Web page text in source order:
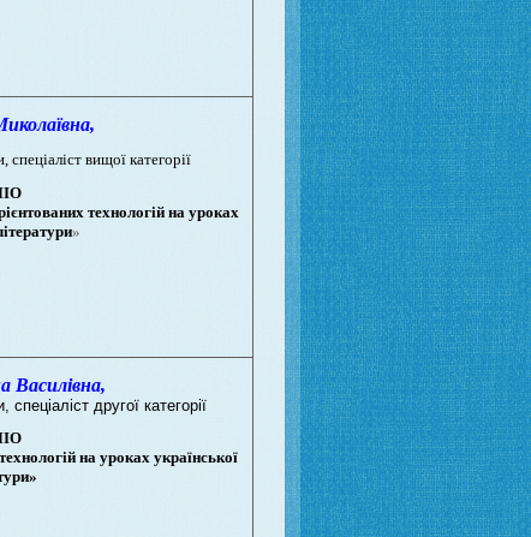
спеціаліст вищої категорії
технологій на уроках
»
другої категорії
на уроках української